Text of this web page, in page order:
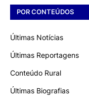
POR CONTEÚDOS
Últimas Notícias
Últimas Reportagens
Conteúdo Rural
Últimas Biografias